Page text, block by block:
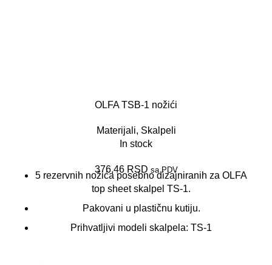
OLFA TSB-1 nožići
Materijali, Skalpeli
In stock
376,46 RSD sa PDV
5 rezervnih nožića posebno dizajniranih za OLFA
top sheet skalpel TS-1.
Pakovani u plastičnu kutiju.
Prihvatljivi modeli skalpela: TS-1